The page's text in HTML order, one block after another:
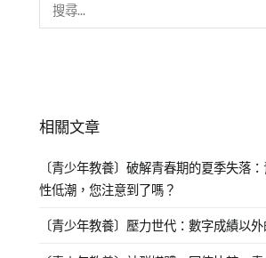
相關文章
〔青少年教養〕破解青春期的夏季失落
性低潮，您注意到了嗎？
〔青少年教養〕壓力世代：數字成績以